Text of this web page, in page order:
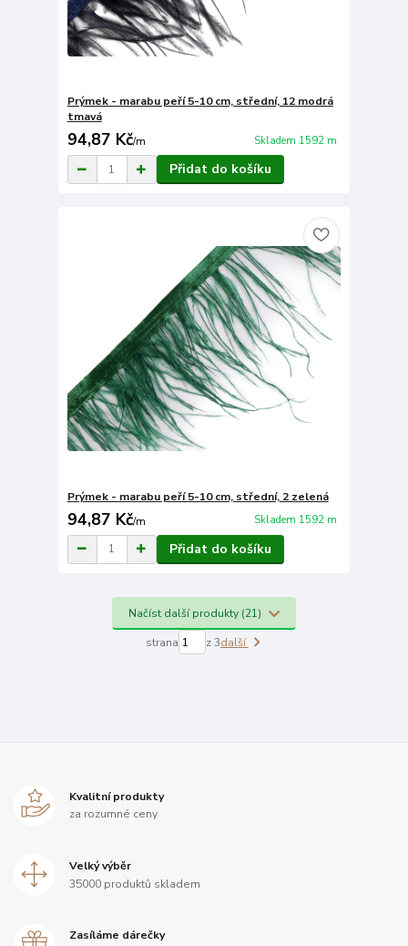
Prýmek - marabu peří 5-10 cm, střední, 12 modrá
tmavá
94,87 Kč/m Skladem 1592 m
Přidat do košíku
Prýmek - marabu peří 5-10 cm, střední, 2 zelená
94,87 Kč/m Skladem 1592 m
Přidat do košíku
Načíst další produkty (21)
strana z 3další
Kvalitní produkty
za rozumné ceny
Velký výběr
35000 produktů skladem
Zasíláme dárečky